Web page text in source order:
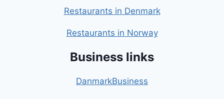
Restaurants in Denmark
Restaurants in Norway
Business links
DanmarkBusiness